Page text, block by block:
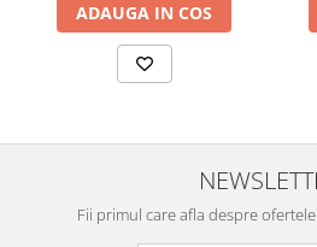
ADAUGA IN COS
Fii primul care afla despre